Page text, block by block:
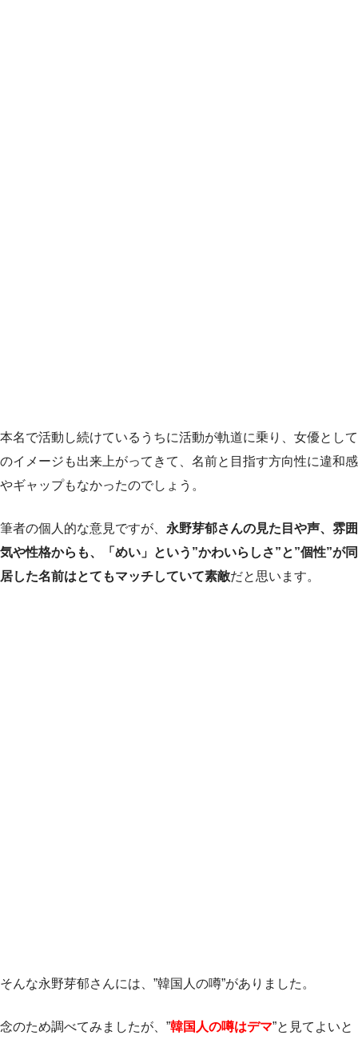
本名で活動し続けているうちに活動が軌道に乗り、女優として
のイメージも出来上がってきて、名前と目指す方向性に違和感
やギャップもなかったのでしょう。
筆者の個人的な意見ですが、 永野芽郁さんの見た目や声、雰囲
気や性格からも、「めい」という”かわいらしさ”と”個性”が同
居した名前はとてもマッチしていて素敵だと思います。
そんな永野芽郁さんには、”韓国人の噂”がありました。
念のため調べてみましたが、”韓国人の噂はデマ”と見てよいと